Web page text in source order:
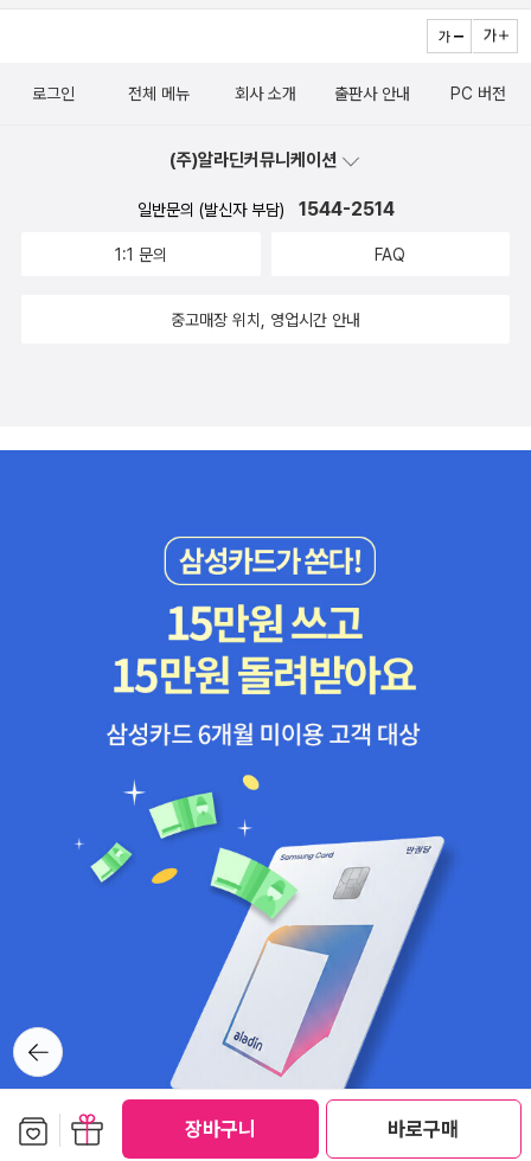
장바구니 바로구매
모든것들이 연계된 내용이라는 것을 알고 그 흐름을 따라 공부하면
들을 따로 생각하는 것이 아니라 자연스럽게 그 전체적인 흐름이 아
고 넘어가야 한다는 부담도 가지지 않고 아이들이 이야기를 따라 스
선생님께 배우면 공부 잘 할 수 있어?'어쩜 그렇게 핵심을 잘 찍을까
정말 잘 가르치는 선생님의 수업을 무척 듣고 싶었기에아이의 질문에
누구에게 가르침을 받느냐도 중요합니다.가르치는 것 역시 타고난 재
수업을 하시는 분의 차이는 분명히 존재한다고 봅니다. - 아, 이것도
[공부의 신] 드라마 속에서 나오지요.'엄마, 나도 공부의 신에서 나오
모습도 아이 눈에 보이지만, 선생님들의 열강하는 모습 역시 우리 아
리 아이도 공부를 잘 가르치는 선생님을 많이 만나기를 바라는 것은
부모의 욕심일까요?싱가포르에서 공부하다보니, 우열반으로 반이 배
정되고, 심지어 우열반이 있는 가운데 그 속에서도 성적별로 이동식
수업까지 한다는 말에 아이는 제법 스트레스를 받는 것 같아요. 그럼
에도 여기서 태어난 싱가포르 아이들보다 훨씬 성적이 우수한 한국
에서 상위권에 있는 학생들의 많은 수가 한국인이거든요. 우스갯소리
로 여기서 최고의 중학교에 입학하는 게 한국에 있는 국제중학교에
들어가는 것보다 쉽다고 하니까요.초등학교부터 명문 학교가 있고, 6
학년 졸업시험[PSLE]을 보고나면그 점수에 따라 철저하게 서열화되
어있는 중학교에 들어가야하니까요.그래도 여기 아이들은 행복이 성
적 순이 아니란 것을 잘 알고 있습니다. 공부를 못하면 못하는대로 다
른 일을 하면 된다는 생각이 더 많은 듯, 서열화되어있고 각 학교의 교
복을 입고 다니지만, 함께 잘 어울리며 사이좋게 지내고 있으니까요.
공부에 대한 여러가지 책들이 쏟아져나옵니다. 잘 골라서 몇 권 저도
읽으렵니다.효과적으로 공부할 수 있는 방법이나 공부에 대한 Tip을
잘 모아서 저만의 공부 노하우를 만들고 싶네요.[공부의 신] 원작인
[꼴찌, 동경대 가다] 책은 꼭 읽어보고 싶어요.만화책 엄청 좋아하는
데, 여기서는 빌려볼 수도 없네요. ㅠㅠ[공부의 신] 드라마 때문일까
요? 유독 [공부의 신]이나 [수학의 신], [영어의 신]과 같은 제목의 책
뒤로가
기
로그인 전체 메뉴 회사 소개 출판사 안내 PC 버전
(주)알라딘커뮤니케이션
일반문의 (발신자 부담) 1544-2514
1:1 문의 FAQ
중고매장 위치, 영업시간 안내